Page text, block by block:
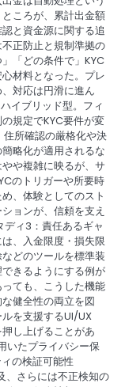
ころが、累計出金額
と資金源に関する追
正防止と規制準拠の
「どの条件で」KYC
材料となった。プレ
対応は円滑に進ん
イブリッド型。フィ
規定でKYC要件が変
所確認の厳格化や決
略化が適用されるな
や複雑に映るが、サ
のトリガーや所要時
、体験としてのスト
ョンが、信頼を支え
ィ3：責任あるギャ
、入金限度・損失限
どのツールを標準装
きるようにする例が
ても、こうした機能
健全性の両立を図
を支援するUI/UX
し上げることがあ
いたプライバシー保
の検証可能性
、さらには不正検知の